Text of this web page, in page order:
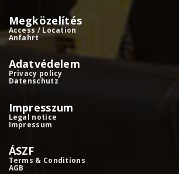
Megközelítés
Access / Location
Anfahrt
Adatvédelem
Privacy policy
Datenschutz
Impresszum
Legal notice
Impressum
ÁSZF
Terms & Conditions
AGB